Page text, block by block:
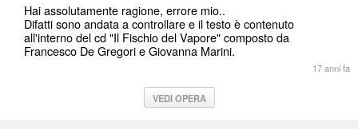
Hai assolutamente ragione, errore mio..
Difatti sono andata a controllare e il testo è contenuto
all'interno del cd "Il Fischio del Vapore" composto da
Francesco De Gregori e Giovanna Marini.
17 anni fa
VEDI OPERA